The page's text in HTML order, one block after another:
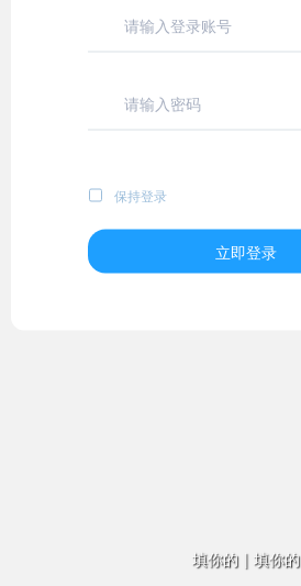
保持登录
立即登录
填你的 | 填你的